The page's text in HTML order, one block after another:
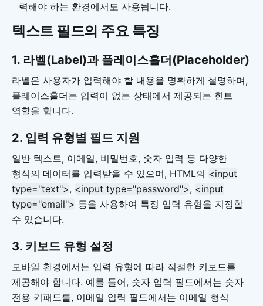
력해야 하는 환경에서도 사용됩니다.
텍스트 필드의 주요 특징
1. 라벨(Label)과 플레이스홀더(Placeholder)
라벨은 사용자가 입력해야 할 내용을 명확하게 설명하며,
플레이스홀더는 입력이 없는 상태에서 제공되는 힌트
역할을 합니다.
2. 입력 유형별 필드 지원
일반 텍스트, 이메일, 비밀번호, 숫자 입력 등 다양한
형식의 데이터를 입력받을 수 있으며, HTML의 <input
type="text">, <input type="password">, <input
type="email"> 등을 사용하여 특정 입력 유형을 지정할
수 있습니다.
3. 키보드 유형 설정
모바일 환경에서는 입력 유형에 따라 적절한 키보드를
제공해야 합니다. 예를 들어, 숫자 입력 필드에서는 숫자
전용 키패드를, 이메일 입력 필드에서는 이메일 형식